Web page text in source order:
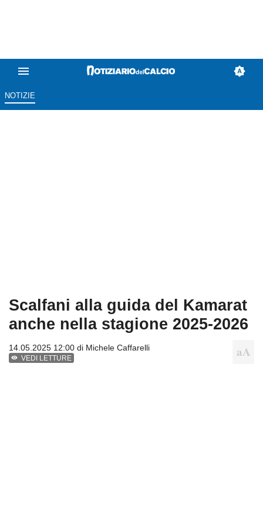
NOTIZIE
Scalfani alla guida del Kamarat
anche nella stagione 2025-2026
14.05.2025 12:00 di Michele Caffarelli
VEDI LETTURE